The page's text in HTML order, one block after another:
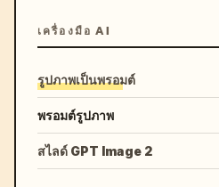
เครื่องมือ AI
รูปภาพเป็นพรอมต์
พรอมต์รูปภาพ
สไลด์ GPT Image 2